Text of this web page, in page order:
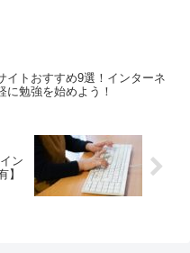
イトおすすめ9選！インターネ
に勉強を始めよう！
ン
】